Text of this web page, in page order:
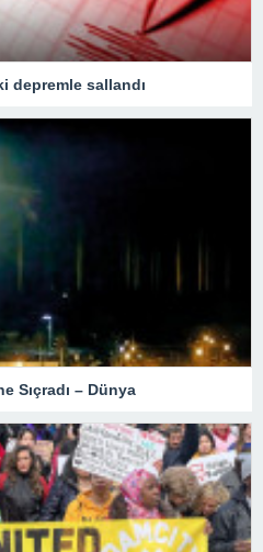
depremle sallandı
Sıçradı – Dünya